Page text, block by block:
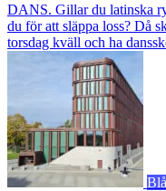
DANS. Gillar du latinska
du för att släppa loss? Då
torsdag kväll och ha